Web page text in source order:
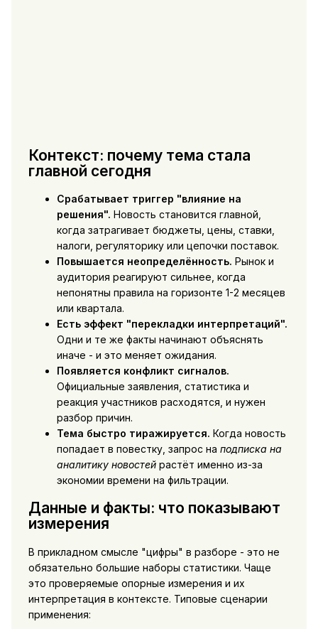
Контекст: почему тема стала
главной сегодня
Срабатывает триггер "влияние на
решения". Новость становится главной,
когда затрагивает бюджеты, цены, ставки,
налоги, регуляторику или цепочки поставок.
Повышается неопределённость. Рынок и
аудитория реагируют сильнее, когда
непонятны правила на горизонте 1-2 месяцев
или квартала.
Есть эффект "перекладки интерпретаций".
Одни и те же факты начинают объяснять
иначе - и это меняет ожидания.
Появляется конфликт сигналов.
Официальные заявления, статистика и
реакция участников расходятся, и нужен
разбор причин.
Тема быстро тиражируется. Когда новость
попадает в повестку, запрос на подписка на
аналитику новостейрастёт именно из-за
экономии времени на фильтрации.
Данные и факты: что показывают
измерения
В прикладном смысле "цифры" в разборе - это не
обязательно большие наборы статистики. Чаще
это проверяемые опорные измерения и их
интерпретация в контексте. Типовые сценарии
применения: